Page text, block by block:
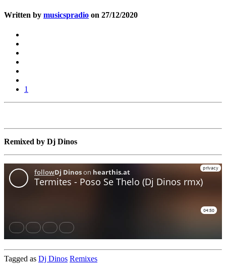
Written by musicspradio on 27/12/2020
1
Remixed by Dj Dinos
Tagged as Dj Dinos Remixes